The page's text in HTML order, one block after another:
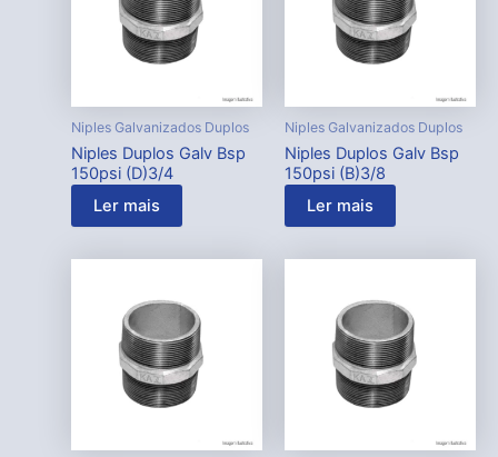
Niples Galvanizados Duplos
Niples Duplos Galv Bsp
150psi (D)3/4
Ler mais
Niples Galvanizados Duplos
Niples Duplos Galv Bsp
150psi (B)3/8
Ler mais